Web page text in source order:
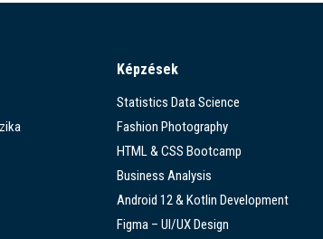
Képzések
Statistics Data Science
Fashion Photography
HTML & CSS Bootcamp
Business Analysis
Android 12 & Kotlin Development
Figma – UI/UX Design